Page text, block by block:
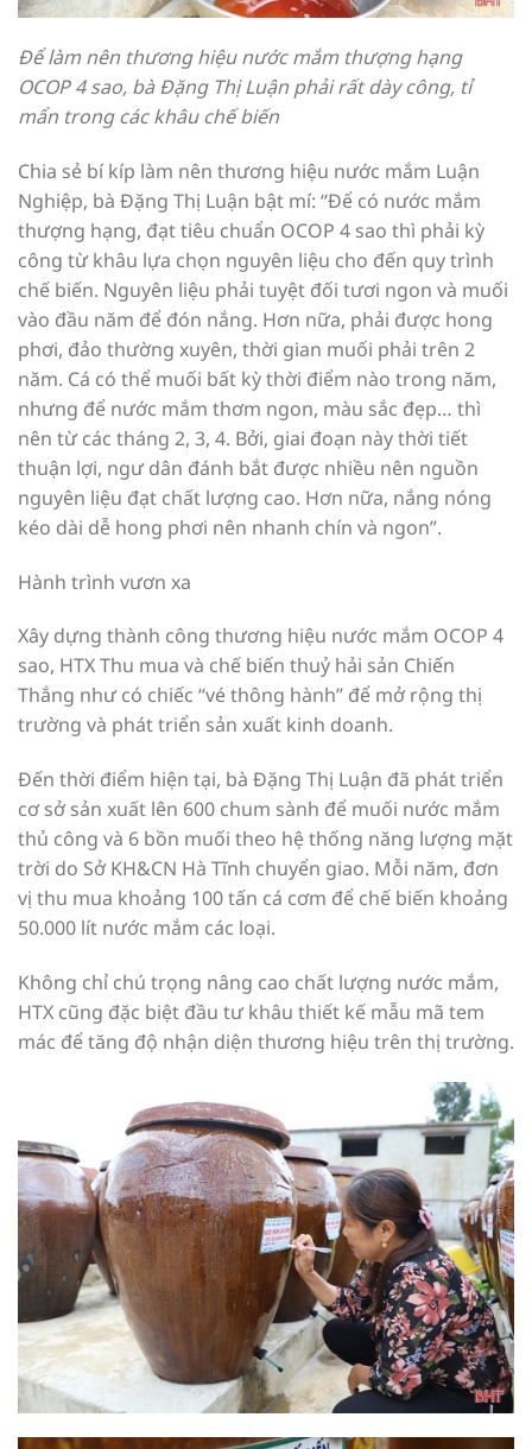
Để làm nên thương hiệu nước mắm thượng hạng
OCOP 4 sao, bà Đặng Thị Luận phải rất dày công, tỉ
mẩn trong các khâu chế biến
Chia sẻ bí kíp làm nên thương hiệu nước mắm Luận
Nghiệp, bà Đặng Thị Luận bật mí: “Để có nước mắm
thượng hạng, đạt tiêu chuẩn OCOP 4 sao thì phải kỳ
công từ khâu lựa chọn nguyên liệu cho đến quy trình
chế biến. Nguyên liệu phải tuyệt đối tươi ngon và muối
vào đầu năm để đón nắng. Hơn nữa, phải được hong
phơi, đảo thường xuyên, thời gian muối phải trên 2
năm. Cá có thể muối bất kỳ thời điểm nào trong năm,
nhưng để nước mắm thơm ngon, màu sắc đẹp… thì
nên từ các tháng 2, 3, 4. Bởi, giai đoạn này thời tiết
thuận lợi, ngư dân đánh bắt được nhiều nên nguồn
nguyên liệu đạt chất lượng cao. Hơn nữa, nắng nóng
kéo dài dễ hong phơi nên nhanh chín và ngon”.
Hành trình vươn xa
Xây dựng thành công thương hiệu nước mắm OCOP 4
sao, HTX Thu mua và chế biến thuỷ hải sản Chiến
Thắng như có chiếc “vé thông hành” để mở rộng thị
trường và phát triển sản xuất kinh doanh.
Đến thời điểm hiện tại, bà Đặng Thị Luận đã phát triển
cơ sở sản xuất lên 600 chum sành để muối nước mắm
thủ công và 6 bồn muối theo hệ thống năng lượng mặt
trời do Sở KH&CN Hà Tĩnh chuyển giao. Mỗi năm, đơn
vị thu mua khoảng 100 tấn cá cơm để chế biến khoảng
50.000 lít nước mắm các loại.
Không chỉ chú trọng nâng cao chất lượng nước mắm,
HTX cũng đặc biệt đầu tư khâu thiết kế mẫu mã tem
mác để tăng độ nhận diện thương hiệu trên thị trường.